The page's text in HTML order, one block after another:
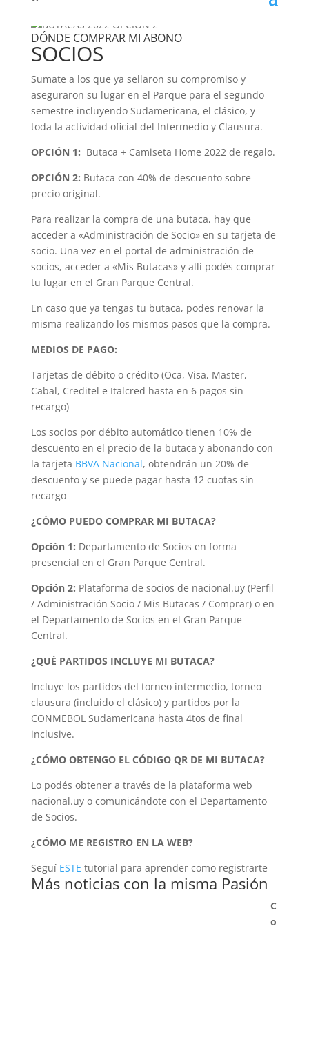
DÓNDE COMPRAR MI ABONO
SOCIOS
Sumate a los que ya sellaron su compromiso y
aseguraron su lugar en el Parque para el segundo
semestre incluyendo Sudamericana, el clásico, y
toda la actividad oficial del Intermedio y Clausura.
OPCIÓN 1: Butaca + Camiseta Home 2022 de regalo.
OPCIÓN 2: Butaca con 40% de descuento sobre
precio original.
Para realizar la compra de una butaca, hay que
acceder a «Administración de Socio» en su tarjeta de
socio. Una vez en el portal de administración de
socios, acceder a «Mis Butacas» y allí podés comprar
tu lugar en el Gran Parque Central.
En caso que ya tengas tu butaca, podes renovar la
misma realizando los mismos pasos que la compra.
MEDIOS DE PAGO:
Tarjetas de débito o crédito (Oca, Visa, Master,
Cabal, Creditel e Italcred hasta en 6 pagos sin
recargo)
Los socios por débito automático tienen 10% de
descuento en el precio de la butaca y abonando con
la tarjeta BBVA Nacional, obtendrán un 20% de
descuento y se puede pagar hasta 12 cuotas sin
recargo
¿CÓMO PUEDO COMPRAR MI BUTACA?
Opción 1: Departamento de Socios en forma
presencial en el Gran Parque Central.
Opción 2: Plataforma de socios de nacional.uy (Perfil
/ Administración Socio / Mis Butacas / Comprar) o en
el Departamento de Socios en el Gran Parque
Central.
¿QUÉ PARTIDOS INCLUYE MI BUTACA?
Incluye los partidos del torneo intermedio, torneo
clausura (incluido el clásico) y partidos por la
CONMEBOL Sudamericana hasta 4tos de final
inclusive.
¿CÓMO OBTENGO EL CÓDIGO QR DE MI BUTACA?
Lo podés obtener a través de la plataforma web
nacional.uy o comunicándote con el Departamento
de Socios.
¿CÓMO ME REGISTRO EN LA WEB?
Seguí ESTE tutorial para aprender como registrarte
Más noticias con la misma Pasión
C
o